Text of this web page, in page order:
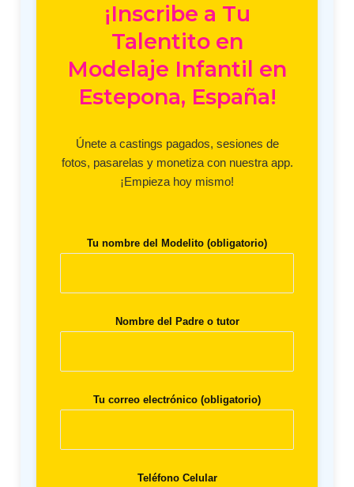
¡Inscribe a Tu
Talentito en
Modelaje Infantil en
Estepona, España!
Únete a castings pagados, sesiones de
fotos, pasarelas y monetiza con nuestra app.
¡Empieza hoy mismo!
Tu nombre del Modelito (obligatorio)
Nombre del Padre o tutor
Tu correo electrónico (obligatorio)
Teléfono Celular